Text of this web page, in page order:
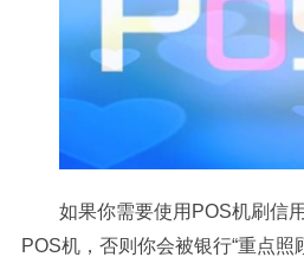
如果你需要使用POS机刷信
POS机，否则你会被银行“重点照